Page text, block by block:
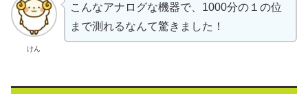
けん
こんなアナログな機器で、1000分の１の位
まで測れるなんて驚きました！